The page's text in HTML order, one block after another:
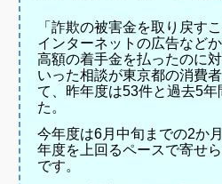
「詐欺の被害金を取り戻す
インターネットの広告など
高額の着手金を払ったのに
いった相談が東京都の消費
て、昨年度は53件と過去5
た。
今年度は6月中旬までの2か
年度を上回るペースで寄せ
です。